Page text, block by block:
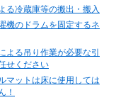
る冷蔵庫等の搬出・搬入
機のドラムを固定するネ
よる吊り作業が必要な引
せください
マットは床に使用しては
！